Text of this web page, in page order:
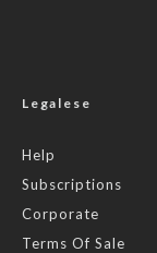
Legalese
Help
Subscriptions
Corporate
Terms Of Sale